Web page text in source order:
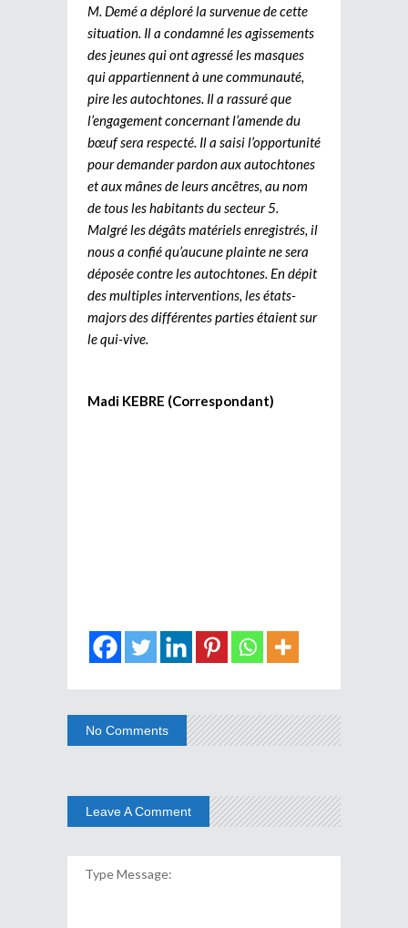
M. Demé a déploré la survenue de cette
situation. Il a condamné les agissements
des jeunes qui ont agressé les masques
qui appartiennent à une communauté,
pire les autochtones. Il a rassuré que
l’engagement concernant l’amende du
bœuf sera respecté. Il a saisi l’opportunité
pour demander pardon aux autochtones
et aux mânes de leurs ancêtres, au nom
de tous les habitants du secteur 5.
Malgré les dégâts matériels enregistrés, il
nous a confié qu’aucune plainte ne sera
déposée contre les autochtones. En dépit
des multiples interventions, les états-
majors des différentes parties étaient sur
le qui-vive.
Madi KEBRE (Correspondant)
No Comments
Leave A Comment